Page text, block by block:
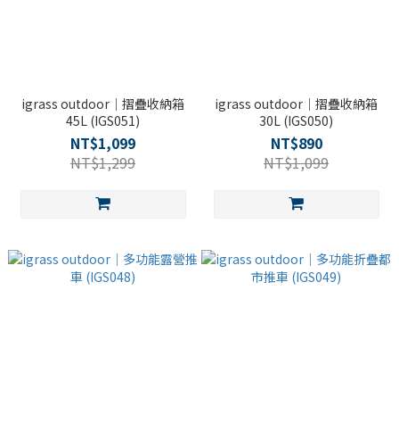
igrass outdoor｜摺疊收納箱
45L (IGS051)
NT$1,099
NT$1,299
igrass outdoor｜摺疊收納箱
30L (IGS050)
NT$890
NT$1,099